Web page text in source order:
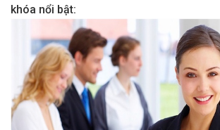
khóa nổi bật: